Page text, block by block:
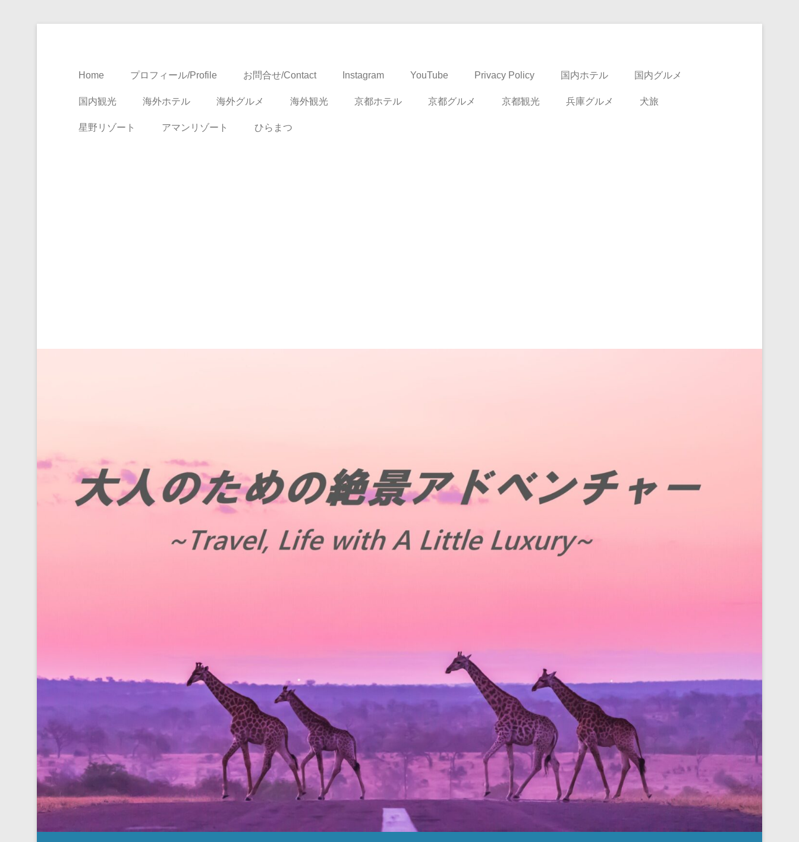
Home プロフィール/Profile お問合せ/Contact Instagram YouTube Privacy Policy 国内ホテル 国内グルメ
国内観光 海外ホテル 海外グルメ 海外観光 京都ホテル 京都グルメ 京都観光 兵庫グルメ 犬旅
星野リゾート アマンリゾート ひらまつ